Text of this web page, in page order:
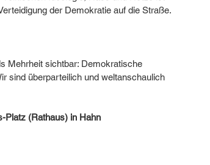
der Demokratie auf die Straße.
Mehrheit sichtbar: Demokratische
sind überparteilich und weltanschaulich
Platz (Rathaus) in Hahn